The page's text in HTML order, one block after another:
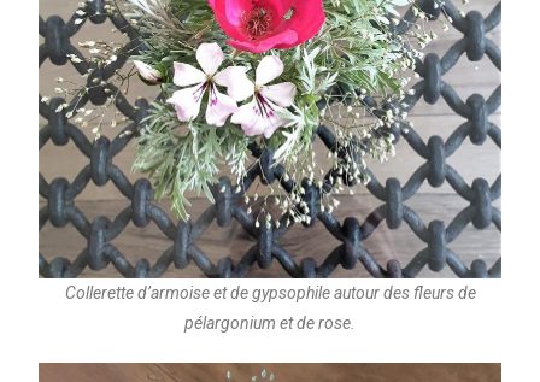
Collerette d’armoise et de gypsophile autour des fleurs de
pélargonium et de rose.